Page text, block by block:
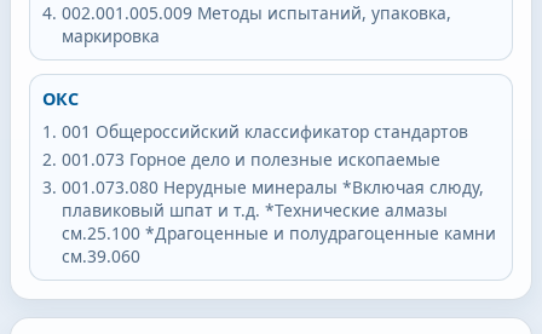
002.001.005.009 Методы испытаний, упаковка,
маркировка
ОКС
001 Общероссийский классификатор стандартов
001.073 Горное дело и полезные ископаемые
001.073.080 Нерудные минералы *Включая слюду,
плавиковый шпат и т.д. *Технические алмазы
см.25.100 *Драгоценные и полудрагоценные камни
см.39.060